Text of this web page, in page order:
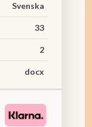
Svenska
33
2
docx